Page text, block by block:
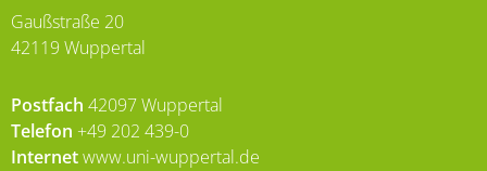
Gaußstraße 20
42119 Wuppertal
Postfach 42097 Wuppertal
Telefon +49 202 439-0
Internetwww.uni-wuppertal.de